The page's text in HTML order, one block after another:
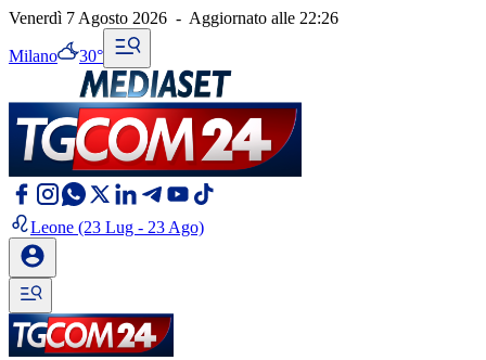
Venerdì 7 Agosto 2026 - Aggiornato alle 22:26
Milano 30°
Leone (23 Lug - 23 Ago)